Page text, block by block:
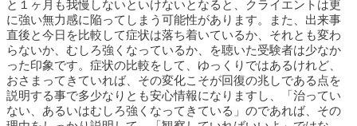
と１ヶ月も我慢しないといけないとなると、クライエントは更
に強い無力感に陥ってしまう可能性があります。また、出来事
直後と今日を比較して症状は落ち着いているか、それとも変わ
らないか、むしろ強くなっているか、を聴いた受験者は少なか
った印象です。症状の比較をして、ゆっくりではあるけれど、
おさまってきていれば、その変化こそが回復の兆しである点を
説明する事で多少なりとも安心情報になりますし、「治ってい
ない、あるいはむしろ強くなってきている」のであれば、その